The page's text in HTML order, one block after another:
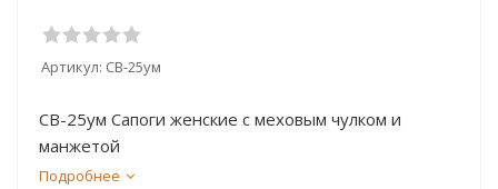
Артикул: СВ-25ум
СВ-25ум Сапоги женские с меховым чулком и
манжетой
Подробнее